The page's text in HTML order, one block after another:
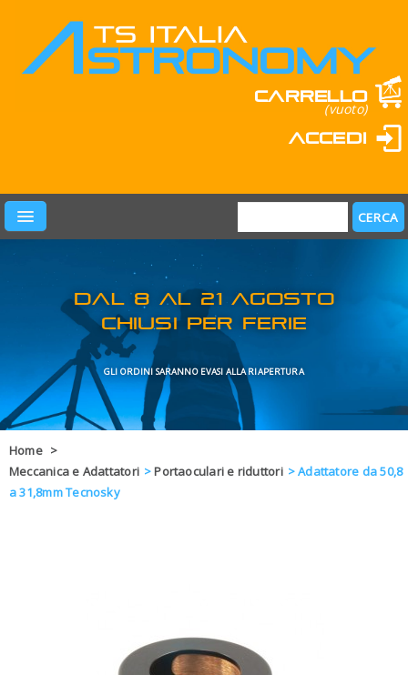
Carrello
(vuoto)
Accedi
PRODOTTI
LEARN & FUN
MARCHI
OFFERTE
BLOG
Home >
Meccanica e Adattatori >Portaoculari e riduttori >Adattatore da 50,8
a 31,8mm Tecnosky